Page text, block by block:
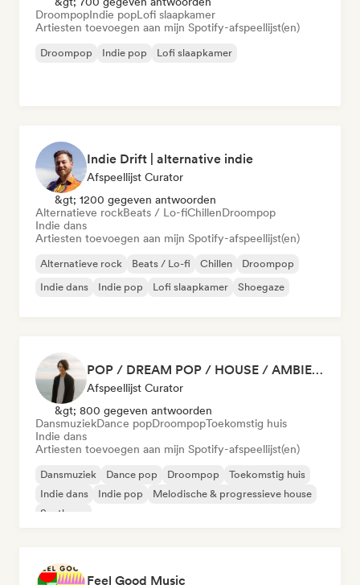
DroompopIndie popLofi slaapkamer
Artiesten toevoegen aan mijn Spotify-afspeellijst(en)
Droompop Indie pop Lofi slaapkamer
Indie Drift | alternative indie
Afspeellijst Curator
&gt; 1200 gegeven antwoorden
Alternatieve rockBeats / Lo-fiChillenDroompop
Indie dans
Artiesten toevoegen aan mijn Spotify-afspeellijst(en)
Alternatieve rock Beats / Lo-fi Chillen
Droompop
Indie dans
Indie pop Lofi slaapkamer Shoegaze
POP / DREAM POP / HOUSE / AMBIENT
Afspeellijst Curator
&gt; 800 gegeven antwoorden
DansmuziekDance popDroompopToekomstig huis
Indie dans
Artiesten toevoegen aan mijn Spotify-afspeellijst(en)
Dansmuziek Dance pop Droompop
Toekomstig huis
Indie dans
Indie pop
Melodische & progressieve house
Synthpop
Feel Good Music